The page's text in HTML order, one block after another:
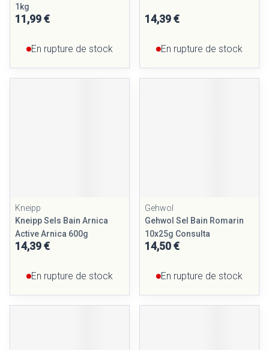
1kg
11,99 €
En rupture de stock
14,39 €
En rupture de stock
Kneipp
Kneipp Sels Bain Arnica
Active Arnica 600g
14,39 €
En rupture de stock
Gehwol
Gehwol Sel Bain Romarin
10x25g Consulta
14,50 €
En rupture de stock